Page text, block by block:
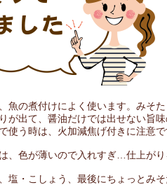
魚の煮付けによく使います。みそ
が出て、醤油だけでは出せない旨
使う時は、火加減焦げ付きに注意
、色が薄いので入れすぎ…仕上が
塩・こしょう、最後にちょっとみ